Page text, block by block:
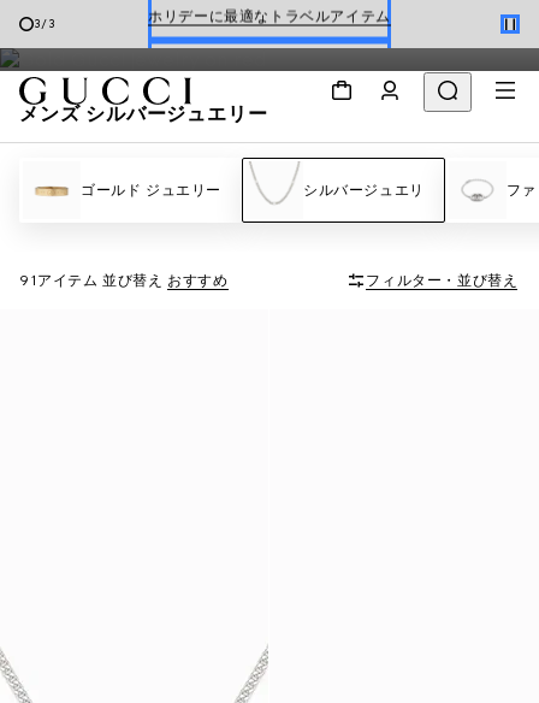
3/3 Gucci x 安藤七宝店
オンライン限定 〔GGマーモント〕
ー ブレスレット
やシルバー リングなどをラインナップしていま
す。
メンズ シルバージュエリー
ゴールド ジュエリー シルバージュエリ フ
91アイテム 並び替え おすすめ フィルター・並び替え